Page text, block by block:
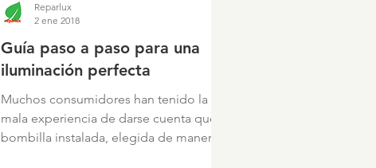
Guía paso a paso para una
iluminación perfecta
Muchos consumidores han tenido la
mala experiencia de darse cuenta que la
bombilla instalada, elegida de manera
Reparlux
2 ene 2018